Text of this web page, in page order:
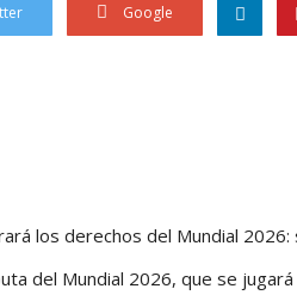
Google
los derechos del Mundial
del Mundial 2026, que se